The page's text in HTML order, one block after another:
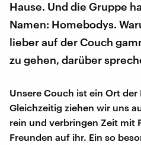
Hause. Und die Gruppe
Namen: Homebodys.
lieber auf der Couch
zu gehen, darüber
Unsere Couch ist ein Ort
Gleichzeitig ziehen wir uns
rein und verbringen Zeit mit
Freunden auf ihr. Ein so